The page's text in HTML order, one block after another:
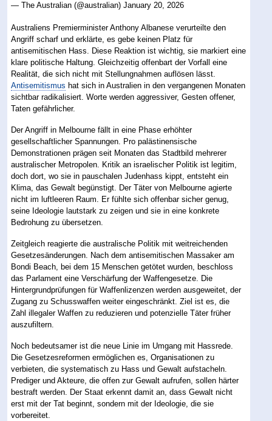
— The Australian (@australian)January 20, 2026
Australiens Premierminister Anthony Albanese verurteilte den
Angriff scharf und erklärte, es gebe keinen Platz für
antisemitischen Hass. Diese Reaktion ist wichtig, sie markiert eine
klare politische Haltung. Gleichzeitig offenbart der Vorfall eine
Realität, die sich nicht mit Stellungnahmen auflösen lässt.
Antisemitismus hat sich in Australien in den vergangenen Monaten
sichtbar radikalisiert. Worte werden aggressiver, Gesten offener,
Taten gefährlicher.
Der Angriff in Melbourne fällt in eine Phase erhöhter
gesellschaftlicher Spannungen. Pro palästinensische
Demonstrationen prägen seit Monaten das Stadtbild mehrerer
australischer Metropolen. Kritik an israelischer Politik ist legitim,
doch dort, wo sie in pauschalen Judenhass kippt, entsteht ein
Klima, das Gewalt begünstigt. Der Täter von Melbourne agierte
nicht im luftleeren Raum. Er fühlte sich offenbar sicher genug,
seine Ideologie lautstark zu zeigen und sie in eine konkrete
Bedrohung zu übersetzen.
Zeitgleich reagierte die australische Politik mit weitreichenden
Gesetzesänderungen. Nach dem antisemitischen Massaker am
Bondi Beach, bei dem 15 Menschen getötet wurden, beschloss
das Parlament eine Verschärfung der Waffengesetze. Die
Hintergrundprüfungen für Waffenlizenzen werden ausgeweitet, der
Zugang zu Schusswaffen weiter eingeschränkt. Ziel ist es, die
Zahl illegaler Waffen zu reduzieren und potenzielle Täter früher
auszufiltern.
Noch bedeutsamer ist die neue Linie im Umgang mit Hassrede.
Die Gesetzesreformen ermöglichen es, Organisationen zu
verbieten, die systematisch zu Hass und Gewalt aufstacheln.
Prediger und Akteure, die offen zur Gewalt aufrufen, sollen härter
bestraft werden. Der Staat erkennt damit an, dass Gewalt nicht
erst mit der Tat beginnt, sondern mit der Ideologie, die sie
vorbereitet.